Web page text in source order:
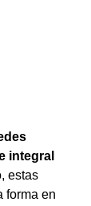
integral
estas
forma en